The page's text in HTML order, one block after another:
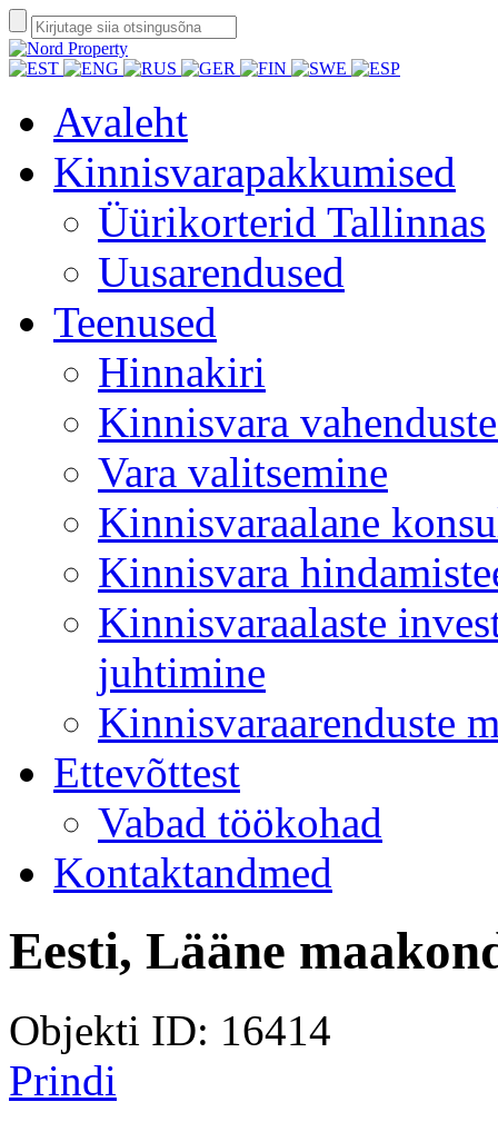
Avaleht
Kinnisvarapakkumised
Üürikorterid Tallinnas
Uusarendused
Teenused
Hinnakiri
Kinnisvara
Vara valitsemine
Kinnisvaraalane
Kinnisvara
Kinnisvaraalaste
juhtimine
Kinnisvaraarenduste
Ettevõttest
Vabad töökohad
Kontaktandmed
Eesti, Lääne
Objekti ID: 16414
Prindi